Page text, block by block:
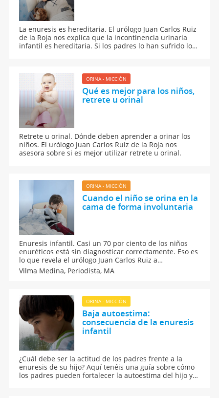
La enuresis es hereditaria. El urólogo Juan Carlos Ruiz
de la Roja nos explica que la incontinencia urinaria
infantil es hereditaria. Si los padres lo han sufrido los
ORINA - MICCIÓN
Qué es mejor para los niños,
retrete u orinal
Retrete u orinal. Dónde deben aprender a orinar los
niños. El urólogo Juan Carlos Ruiz de la Roja nos
asesora sobre si es mejor utilizar retrete u orinal.
ORINA - MICCIÓN
Cuando el niño se orina en la
cama de forma involuntaria
Enuresis infantil. Casi un 70 por ciento de los niños
enuréticos está sin diagnosticar correctamente. Eso es
lo que revela el urólogo Juan Carlos Ruiz a
GuiaInfantil.com y un reciente estudio de Ferring.
Vilma Medina, Periodista, MA
ORINA - MICCIÓN
Baja autoestima:
consecuencia de la enuresis
infantil
¿Cuál debe ser la actitud de los padres frente a la
enuresis de su hijo? Aquí tenéis una guía sobre cómo
los padres pueden fortalecer la autoestima del hijo y